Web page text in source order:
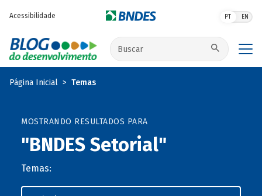
Acessibilidade PT EN
Buscar no site
Página Inicial Temas
MOSTRANDO RESULTADOS PARA
"BNDES Setorial"
Temas: